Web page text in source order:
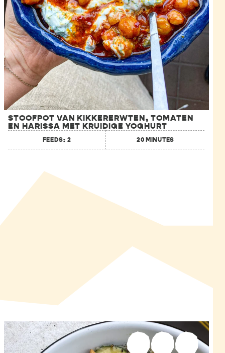
STOOFPOT VAN KIKKERERWTEN, TOMATEN
EN HARISSA MET KRUIDIGE YOGHURT
FEEDS: 2 20 MINUTES